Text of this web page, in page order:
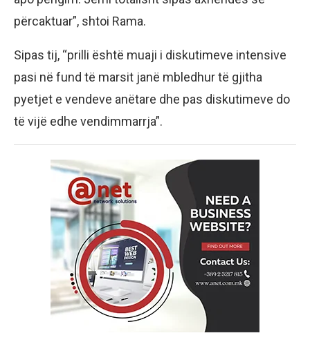
përcaktuar”, shtoi Rama.
Sipas tij, “prilli është muaji i diskutimeve intensive
pasi në fund të marsit janë mbledhur të gjitha
pyetjet e vendeve anëtare dhe pas diskutimeve do
të vijë edhe vendimmarrja”.